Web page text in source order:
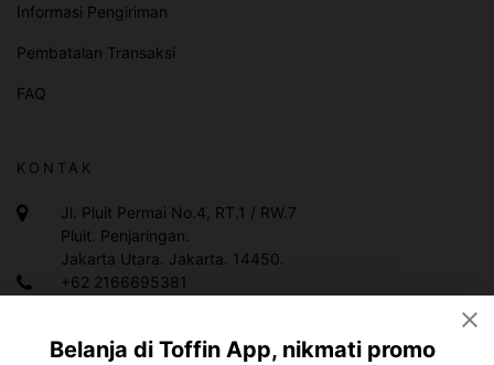
Informasi Pengiriman
Pembatalan Transaksi
FAQ
KONTAK
Jl. Pluit Permai No.4, RT.1 / RW.7
Pluit. Penjaringan.
Jakarta Utara. Jakarta. 14450.
+62 2166695381
info@toffin.id
Belanja di Toffin App, nikmati promo